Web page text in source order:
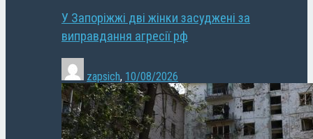
У Запоріжжі дві жінки засуджені за
виправдання агресії рф
zapsich, 10/08/2026